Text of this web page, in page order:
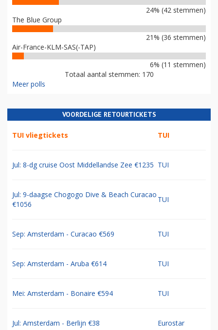
24% (42 stemmen)
The Blue Group
21% (36 stemmen)
Air-France-KLM-SAS(-TAP)
6% (11 stemmen)
Totaal aantal stemmen: 170
Meer polls
VOORDELIGE RETOURTICKETS
TUI vliegtickets TUI
Jul: 8-dg cruise Oost Middellandse Zee €1235 TUI
Jul: 9-daagse Chogogo Dive & Beach Curacao
€1056
TUI
Sep: Amsterdam - Curacao €569 TUI
Sep: Amsterdam - Aruba €614 TUI
Mei: Amsterdam - Bonaire €594 TUI
Jul: Amsterdam - Berlijn €38 Eurostar